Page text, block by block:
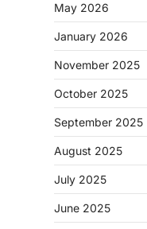
May 2026
January 2026
November 2025
October 2025
September 2025
August 2025
July 2025
June 2025
CG: